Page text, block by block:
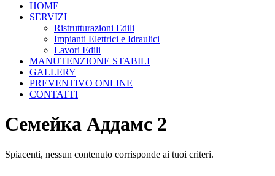
HOME
SERVIZI
Ristrutturazioni Edili
Impianti Elettrici e Idraulici
Lavori Edili
MANUTENZIONE STABILI
GALLERY
PREVENTIVO ONLINE
CONTATTI
Семейка Аддамс 2
Spiacenti, nessun contenuto corrisponde ai tuoi criteri.